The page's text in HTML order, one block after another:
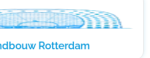
Rotterdam